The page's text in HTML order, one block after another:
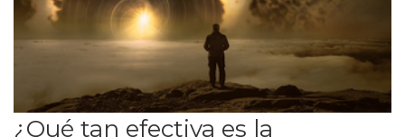
¿Qué tan efectiva es la